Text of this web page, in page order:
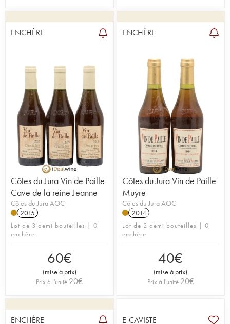
ENCHÈRE
Côtes du Jura Vin de Paille
Cave de la reine Jeanne
Côtes du Jura AOC
2015
Lot de 3 demi bouteilles | 0
enchère
60€
(mise à prix)
Prix à l'unité 20€
ENCHÈRE
Côtes du Jura Vin de Paille
Muyre
Côtes du Jura AOC
2014
Lot de 2 demi bouteilles | 0
enchère
40€
(mise à prix)
Prix à l'unité 20€
ENCHÈRE E-CAVISTE